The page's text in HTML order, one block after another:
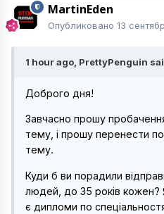
MartinEden
Опубликовано 13
1 hour ago, PrettyPenguin
Доброго дня!
Завчасно прошу
тему, і прошу перенести
тему.
Куди б ви порадили
людей, до 35 років кожен?
є дипломи по